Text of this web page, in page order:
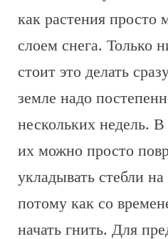
как растения просто
слоем снега. Только
стоит это делать
земле надо
нескольких недель.
их можно просто
укладывать стебли
потому как со
начать гнить. Для